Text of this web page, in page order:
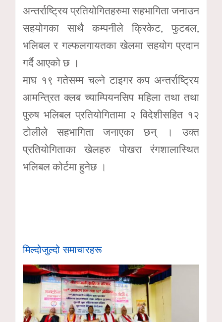
अन्तर्राष्ट्रिय प्रतियोगितहरुमा सहभागिता जनाउन
सहयोगका साथै कम्पनीले क्रिकेट, फुटबल,
भलिबल र गल्फलगायतका खेलमा सहयोग प्रदान
गर्दै आएको छ ।
माघ १९ गतेसम्म चल्ने टाइगर कप अन्तर्राष्ट्रिय
आमन्त्रित क्लब च्याम्पियनसिप महिला तथा तथा
पुरुष भलिबल प्रतियोगितामा २ विदेशीसहित १२
टोलीले सहभागिता जनाएका छन् । उक्त
प्रतियोगिताका खेलहरु पोखरा रंगशालास्थित
भलिबल कोर्टमा हुनेछ ।
मिल्दोजुल्दो समाचारहरू